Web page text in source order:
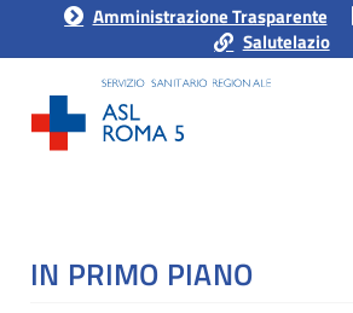
Amministrazione Trasparente
Salutelazio
IN PRIMO PIANO